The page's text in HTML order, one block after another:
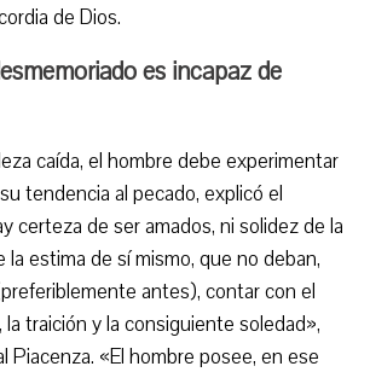
de Dios.
es incapaz de
caída, el hombre debe experimentar
tendencia al pecado, explicó el
certeza de ser amados, ni solidez de la
la estima de sí mismo, que no deban,
antes), contar con el
la traición y la consiguiente soledad»,
Piacenza. «El hombre posee, en ese